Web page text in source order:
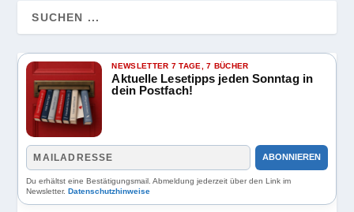
NEWSLETTER 7 TAGE, 7 BÜCHER
Aktuelle Lesetipps jeden Sonntag in
dein Postfach!
ABONNIEREN
Du erhältst eine Bestätigungsmail. Abmeldung jederzeit über den Link im
Newsletter.Datenschutzhinweise